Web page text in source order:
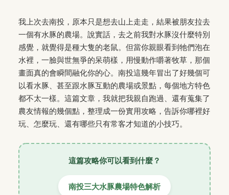
我上次去南投，原本只是想去山上走走，結果被朋友拉去
一個有水豚的農場。說實話，去之前我對水豚沒什麼特別
感覺，就覺得是種大隻的老鼠。但當你親眼看到牠們泡在
水裡，一臉與世無爭的呆萌樣，用慢動作嚼著牧草，那個
畫面真的會瞬間融化你的心。南投這幾年冒出了好幾個可
以看水豚、甚至跟水豚互動的農場或景點，每個地方特色
都不太一樣。這篇文章，我就把我親自跑過、還有蒐集了
農友情報的幾個點，整理成一份實用攻略，告訴你哪裡好
玩、怎麼玩、還有哪些只有常客才知道的小技巧。
這篇攻略你可以看到什麼？
南投三大水豚農場特色解析